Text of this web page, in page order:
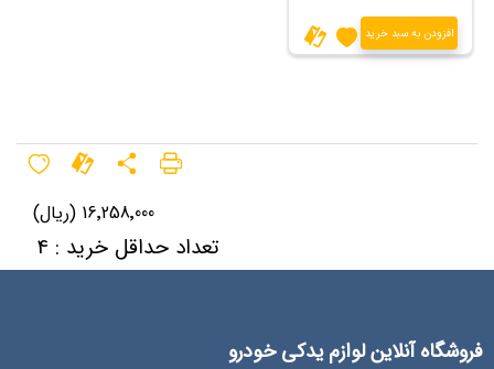
افزودن به سبد خرید
16٬258٬000 (ریال)
تعداد حداقل خرید : 4
فروشگاه آنلاین لوازم یدکی خودرو